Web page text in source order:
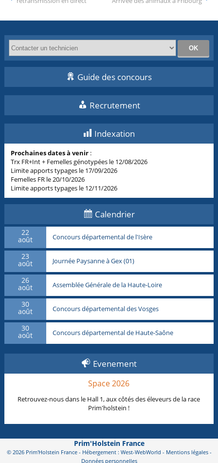
Guide des concours
Recrutement
Indexation
Prochaines dates à venir :
Trx FR+Int + Femelles génotypées le 12/08/2026
Limite apports typages le 17/09/2026
Femelles FR le 20/10/2026
Limite apports typages le 12/11/2026
Calendrier
22
août Concours départemental de l'Isère
23
août Journée Paysanne à Gex (01)
26
août Assemblée Générale de la Haute-Loire
30
août Concours départemental des Vosges
30
août Concours départemental de Haute-Saône
Evenement
Space 2026
Retrouvez-nous dans le Hall 1, aux côtés des éleveurs de la race
Prim'holstein !
Prim'Holstein France
© 2026 Prim'Holstein France - Hébergement : West-WebWorld - Mentions légales-
Données personnelles